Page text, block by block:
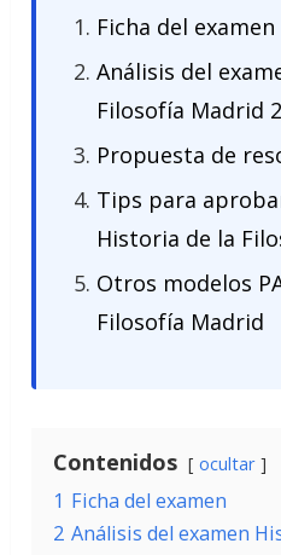
Ficha del examen
Análisis del
Filosofía Madrid
Propuesta de
Tips para
Historia de la
Otros modelos
Filosofía Madrid
Contenidos ocultar
1 Ficha del examen
2 Análisis del examen